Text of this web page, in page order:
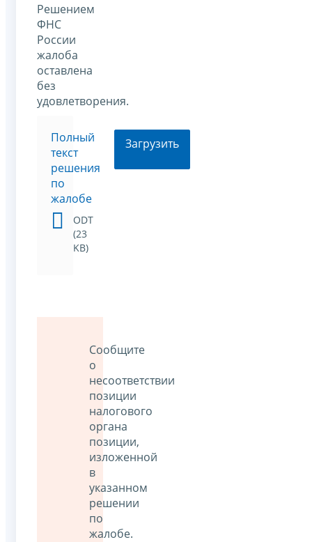
Решением
ФНС
России
жалоба
оставлена
без
удовлетворения.
Полный
текст
решения
по
жалобе
ODT
(23
KB)
Загрузить
Сообщите
о
несоответствии
позиции
налогового
органа
позиции,
изложенной
в
указанном
решении
по
жалобе.